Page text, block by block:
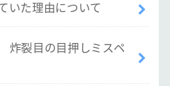
いた理由について
裂目の目押しミスペ